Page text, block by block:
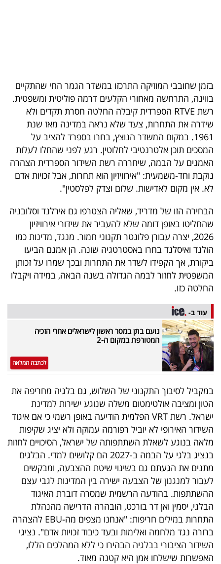
40
UNDER
40
שיתופי
פעולה
דרושים
ניוזלטרים
מייל
אדום
פרסמו
באייס
עקבו
אחרינו:
בזמן שחובבי המוזיקה התרכזו במשדר הגמר החי שהתקיים
בווינה, התרחשה מאחורי הקלעים דרמה פוליטית ומשפטית.
רשת RTVE הספרדית קיבלה החלטה חסרת תקדים ולא
שידרה את התחרות, צעד שלא נראה במדינה מאז שנת
1961. במקום המשדר הנוצץ, בחרו בספרד להציב על
המסכים תוכן אלטרנטיבי לחלוטין. רגע לפני שהחלו לעלות
האמנים על הבמה, שיחררה רשת השידור הספרדית הצהרה
נוקבת וחד-משמעית: "אירוויזיון הוא תחרות, אבל זכויות אדם
לא. אין מקום לאדישות. שלום וצדק לפלסטין".
הבחירה הזו של מדריד, שאליה הצטרפו גם אירלנד וסלובניה
שהחליטו באופן דומה שלא להעביר את שידורי אירוויזיון
2026, יצרה עבורן פלונטר תקנוני חמור. מנגד, מדינות כמו
הולנד ואיסלנד בחרו באסטרטגיה שונה. הן אמנם הביעו
ביקורת, אך הקפידו לשדר את התחרות ובכך שמרו על זכותן
המשפטית לחזור לבמה הגדולה בשנה הבאה, במידה ויקבלו
החלטה כזו.
עוד ב-
נועם בתן במסר ראשון לישראלים אחרי הזכיה
המטורפת במקום ה-2
לכתבה המלאה
במקביל לסיבוך התקנוני של השלוש, גם בלגיה מחריפה את
הטון ומציבה אולטימטום משלה שנוגע ישירות למדינת
ישראל. רשת VRT הפלמית הודיעה באופן רשמי כי אם איגוד
השידור האירופי לא יוביל רפורמה עמוקה ולא יציג שקיפות
מלאה בנוגע לשאלת השתתפותה של ישראל, הסיכויים לחזות
בנציג בלגי על הבמה ב-2027 הם קלושים למדי. הבלגים
מתנים את הגעתם גם בשינוי שיטת ההצבעה, ומבקשים
לעבור למנגנון של הצבעה ישירה בין המדינות לגבי עצם
ההשתתפות. בהודעה הרשמית שמסרה דוברת האיגוד
הבלגי, יסמין ואן דר בורכט, הובהרה הדרישה מהנהלת
התחרות במילים חריפות: "אנחנו מצפים מה-EBU להצהרה
ברורה נגד מלחמה ואלימות ובעד כיבוד זכויות אדם". נציגי
השידור הציבורי בבלגיה הבהירו כי ללא המהלכים הללו,
האפשרות שישלחו אמן היא קטנה מאוד.